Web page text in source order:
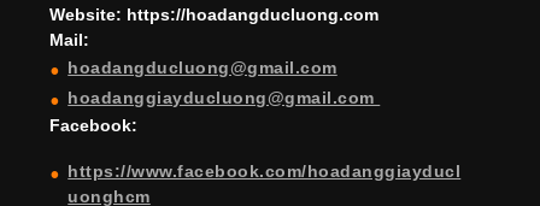
Website: https://hoadangducluong.com
Mail:
hoadangducluong@gmail.com
hoadanggiayducluong@gmail.com
Facebook:
https://www.facebook.com/hoadanggiayducl
uonghcm